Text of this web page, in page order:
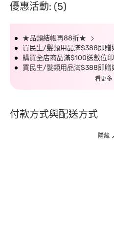
優惠活動: (5)
★品類結帳再88折★
買民生/髮類用品滿$388即贈
購買全店商品滿$100送數位
買民生/髮類用品滿$388即贈
看更多
付款方式與配送方式
隱藏